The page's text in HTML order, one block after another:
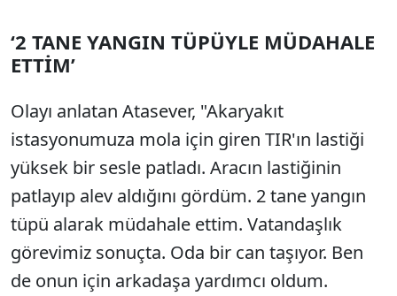
‘2 TANE YANGIN TÜPÜYLE MÜDAHALE
ETTİM’
Olayı anlatan Atasever, "Akaryakıt
istasyonumuza mola için giren TIR'ın lastiği
yüksek bir sesle patladı. Aracın lastiğinin
patlayıp alev aldığını gördüm. 2 tane yangın
tüpü alarak müdahale ettim. Vatandaşlık
görevimiz sonuçta. Oda bir can taşıyor. Ben
de onun için arkadaşa yardımcı oldum.